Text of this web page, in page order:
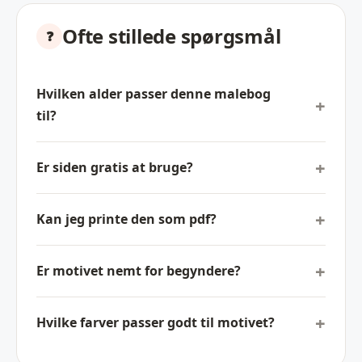
Ofte stillede spørgsmål
Hvilken alder passer denne malebog
til?
Er siden gratis at bruge?
Kan jeg printe den som pdf?
Er motivet nemt for begyndere?
Hvilke farver passer godt til motivet?